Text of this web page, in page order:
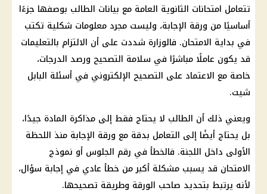
تتعامل امتحانات الثانوية العامة مع بيانات الطالب بوصفها جزءًا
أساسيًا من ورقة الإجابة، وليست مجرد معلومات شكلية تكتب
في بداية الامتحان. فالوزارة شددت على أن الالتزام بالتعليمات
قد يكون عاملًا مباشرًا في سلامة التصحيح ورصد الدرجات،
خاصة مع الاعتماد على التصحيح الإلكتروني في أسئلة البابل
شيت.
ويعني ذلك أن الطالب لا يحتاج فقط إلى مذاكرة المادة جيدًا،
بل يحتاج أيضًا إلى التعامل بدقة مع ورقة الإجابة منذ اللحظة
الأولى داخل اللجنة. فالخطأ في رقم الجلوس أو نموذج
الامتحان قد يسبب مشكلة أكبر من خطأ عادي في إجابة سؤال،
لأنه يرتبط بتحديد صاحب الورقة وطريقة تصحيحها.